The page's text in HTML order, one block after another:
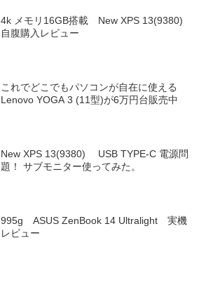
4k メモリ16GB搭載 New XPS 13(9380)
自腹購入レビュー
これでどこでもパソコンが自在に使える
Lenovo YOGA 3 (11型)が6万円台販売中
New XPS 13(9380) USB TYPE-C 電源問
題！ サブモニター使ってみた。
995g ASUS ZenBook 14 Ultralight 実機
レビュー